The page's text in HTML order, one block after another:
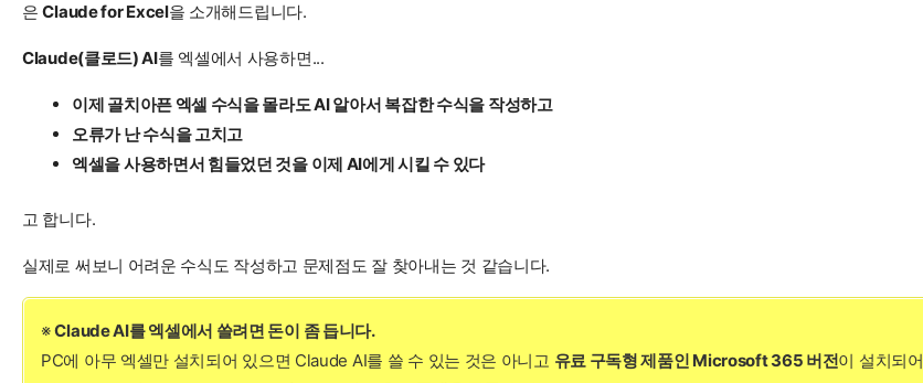
은Claude for Excel을 소개해드립니다.
Claude(클로드) AI를 엑셀에서 사용하면...
이제 골치아픈 엑셀 수식을 몰라도 AI 알아서 복잡한 수식을 작성하고
오류가 난 수식을 고치고
엑셀을 사용하면서 힘들었던 것을 이제 AI에게 시킬 수 있다
고 합니다.
실제로 써보니 어려운 수식도 작성하고 문제점도 잘 찾아내는 것 같습니다.
※Claude AI를 엑셀에서 쓸려면 돈이 좀 듭니다.
PC에 아무 엑셀만 설치되어 있으면 Claude AI를 쓸 수 있는 것은 아니고 유료 구독형 제품인 Microsoft 365 버전이 설치되어